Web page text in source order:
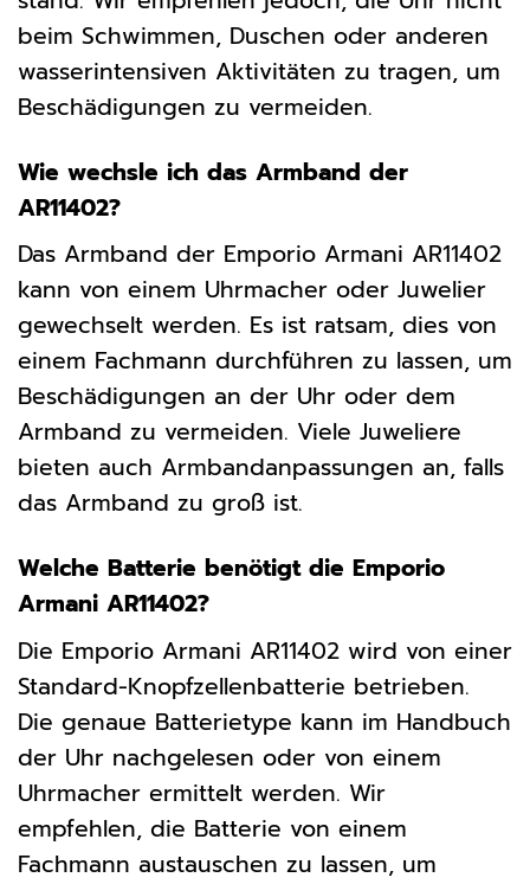
beim Schwimmen, Duschen oder anderen
wasserintensiven Aktivitäten zu tragen, um
Beschädigungen zu vermeiden.
Wie wechsle ich das Armband der
AR11402?
Das Armband der Emporio Armani AR11402
kann von einem Uhrmacher oder Juwelier
gewechselt werden. Es ist ratsam, dies von
einem Fachmann durchführen zu lassen, um
Beschädigungen an der Uhr oder dem
Armband zu vermeiden. Viele Juweliere
bieten auch Armbandanpassungen an, falls
das Armband zu groß ist.
Welche Batterie benötigt die Emporio
Armani AR11402?
Die Emporio Armani AR11402 wird von einer
Standard-Knopfzellenbatterie betrieben.
Die genaue Batterietype kann im Handbuch
der Uhr nachgelesen oder von einem
Uhrmacher ermittelt werden. Wir
empfehlen, die Batterie von einem
Fachmann austauschen zu lassen, um